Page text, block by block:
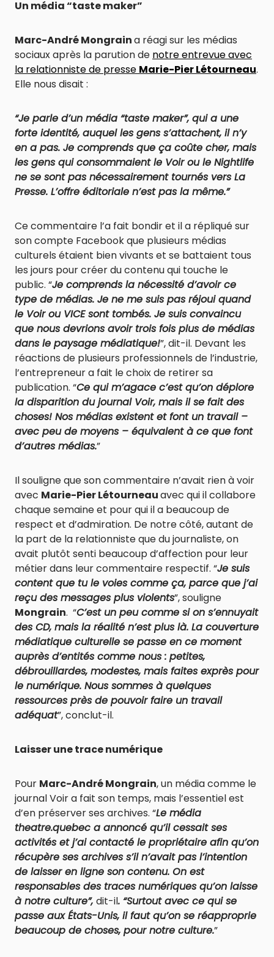
Un média “taste maker”
Marc-André Mongraina réagi sur les médias
sociaux après la parution de notre entrevue avec
la relationniste de presse Marie-Pier Létourneau.
Elle nous disait :
“Je parle d’un média “taste maker”, qui a une
forte identité, auquel les gens s’attachent, il n’y
en a pas. Je comprends que ça coûte cher, mais
les gens qui consommaient le Voir ou le Nightlife
ne se sont pas nécessairement tournés vers La
Presse. L’offre éditoriale n’est pas la même.”
Ce commentaire l’a fait bondir et il a répliqué sur
son compte Facebook que plusieurs médias
culturels étaient bien vivants et se battaient tous
les jours pour créer du contenu qui touche le
public. “Je comprends la nécessité d’avoir ce
type de médias. Je ne me suis pas réjoui quand
le Voir ou VICE sont tombés. Je suis convaincu
que nous devrions avoir trois fois plus de médias
dans le paysage médiatique!”, dit-il. Devant les
réactions de plusieurs professionnels de l’industrie,
l’entrepreneur a fait le choix de retirer sa
publication. “Ce qui m’agace c’est qu’on déplore
la disparition du journal Voir, mais il se fait des
choses! Nos médias existent et font un travail –
avec peu de moyens – équivalent à ce que font
d’autres médias.”
Il souligne que son commentaire n’avait rien à voir
avec Marie-Pier Létourneauavec qui il collabore
chaque semaine et pour qui il a beaucoup de
respect et d’admiration. De notre côté, autant de
la part de la relationniste que du journaliste, on
avait plutôt senti beaucoup d’affection pour leur
métier dans leur commentaire respectif. “Je suis
content que tu le voies comme ça, parce que j’ai
reçu des messages plus violents”, souligne
Mongrain. “C’est un peu comme si on s’ennuyait
des CD, mais la réalité n’est plus là. La couverture
médiatique culturelle se passe en ce moment
auprès d’entités comme nous : petites,
débrouillardes, modestes, mais faites exprès pour
le numérique. Nous sommes à quelques
ressources près de pouvoir faire un travail
adéquat”, conclut-il.
Laisser une trace numérique
Pour Marc-André Mongrain, un média comme le
journal Voir a fait son temps, mais l’essentiel est
d’en préserver ses archives. “Le média
theatre.quebec a annoncé qu’il cessait ses
activités et j’ai contacté le propriétaire afin qu’on
récupère ses archives s’il n’avait pas l’intention
de laisser en ligne son contenu. On est
responsables des traces numériques qu’on laisse
à notre culture”, dit-il. “Surtout avec ce qui se
passe aux États-Unis, il faut qu’on se réapproprie
beaucoup de choses, pour notre culture.”